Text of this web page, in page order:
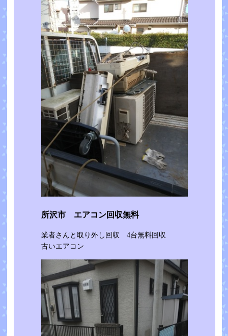
所沢市 エアコン回収無料
業者さんと取り外し回収 4台無料回収
古いエアコン